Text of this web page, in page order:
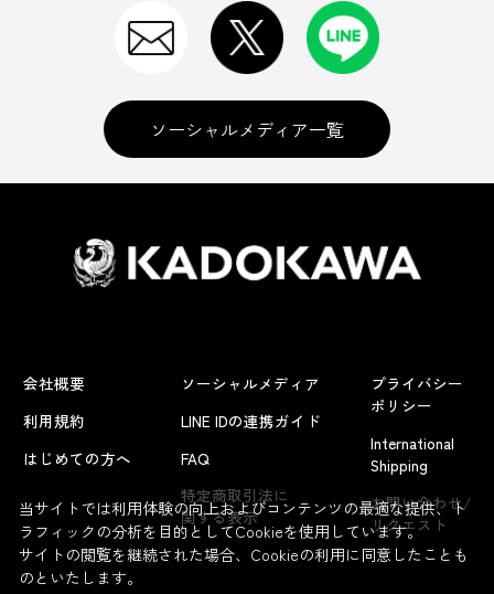
ソーシャルメディア一覧
会社概要
利用規約
はじめての方へ
ソーシャルメディア
LINE IDの連携ガイド
FAQ
特定商取引法に
関する表示
プライバシー
ポリシー
International
Shipping
お問い合わせ/
リクエスト
当サイトでは利用体験の向上およびコンテンツの最適な提供、ト
ラフィックの分析を目的としてCookieを使用しています。
サイトの閲覧を継続された場合、Cookieの利用に同意したことも
のといたします。